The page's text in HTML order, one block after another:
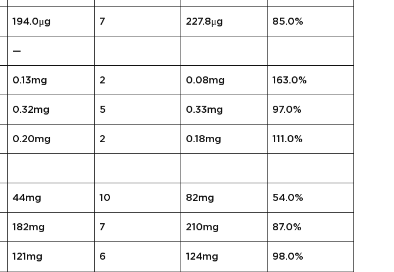
194.0μg 7 227.8μg 85.0%
—
0.13mg 2 0.08mg 163.0%
0.32mg 5 0.33mg 97.0%
0.20mg 2 0.18mg 111.0%
44mg 10 82mg 54.0%
182mg 7 210mg 87.0%
121mg 6 124mg 98.0%